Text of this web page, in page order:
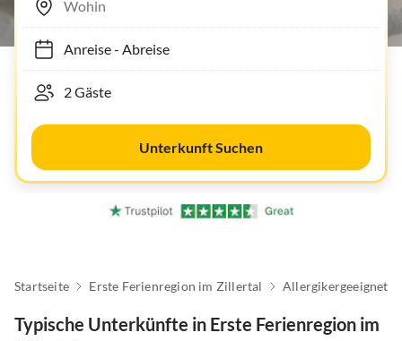
Anreise- Abreise
Unterkunft Suchen
Startseite Erste Ferienregion im Zillertal Allergikergeeignet
Typische Unterkünfte in Erste Ferienregion im